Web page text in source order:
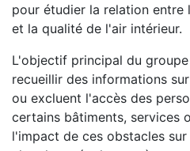
pour étudier la relation
et la qualité de l'air intérieur.
L'objectif principal du
recueillir des informations
ou excluent l'accès des
certains bâtiments, services
l'impact de ces obstacles